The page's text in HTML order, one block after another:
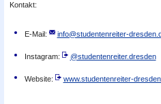
Kontakt:
E-Mail: info@studentenreiter-
Instagram: @studentenreiter.dresden
Website: www.studentenreiter-